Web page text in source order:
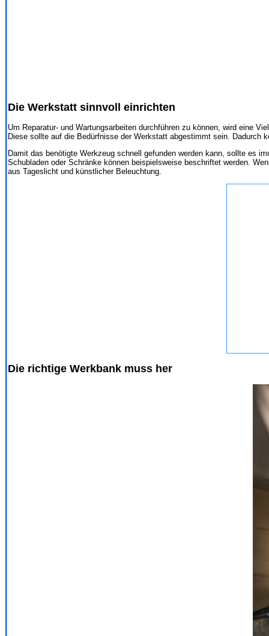
Die Werkstatt sinnvoll einrichten
Um Reparatur- und Wartungsarbeiten durchführen zu können, wird eine
Diese sollte auf die Bedürfnisse der Werkstatt abgestimmt sein. Dadurch
Damit das benötigte Werkzeug schnell gefunden werden kann, sollte es
Schubladen oder Schränke können beispielsweise beschriftet werden.
aus Tageslicht und künstlicher Beleuchtung.
Die richtige Werkbank muss her